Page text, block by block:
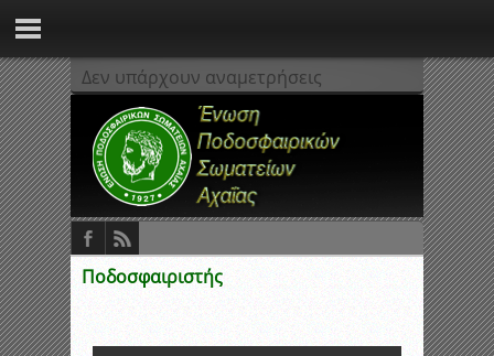
Δεν υπάρχουν αναμετρήσεις
Ποδοσφαιριστής